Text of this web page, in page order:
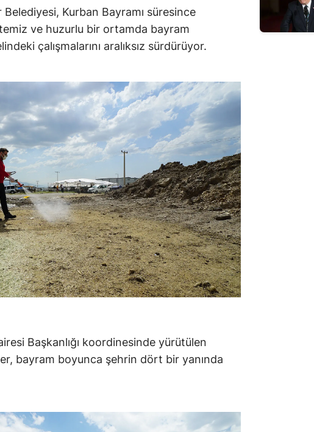
Kurban Bayramı süresince
temiz ve huzurlu bir ortamda bayram
çalışmalarını aralıksız sürdürüyor.
Başkanlığı koordinesinde yürütülen
bayram boyunca şehrin dört bir yanında